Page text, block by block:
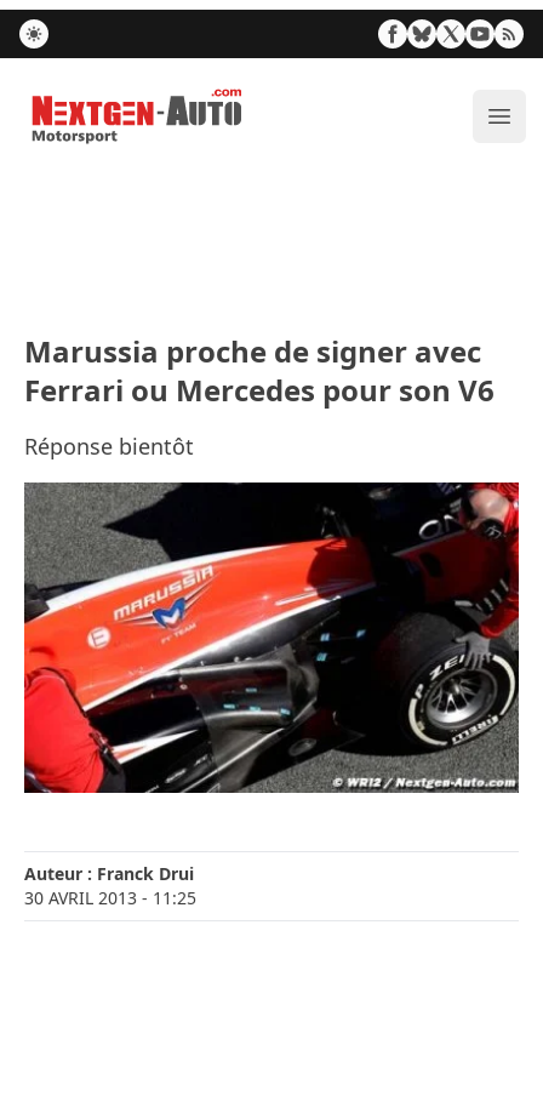
Nextgen-Auto.com
Marussia proche de signer avec
Ferrari ou Mercedes pour son V6
Réponse bientôt
Auteur : Franck Drui
30 AVRIL 2013 - 11:25